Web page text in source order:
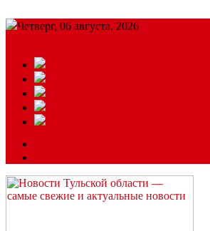
Четверг, 06 августа, 2026